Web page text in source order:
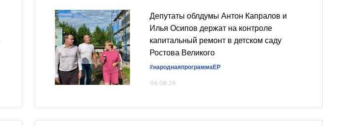
Депутаты облдумы Антон Капралов и
Илья Осипов держат на контроле
капитальный ремонт в детском саду
Ростова Великого
#народнаяпрограммаЕР
06.08.26